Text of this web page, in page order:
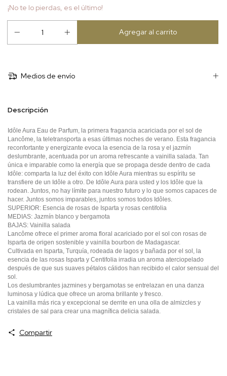
¡No te lo pierdas, es el último!
Medios de envío
Descripción
Idôle Aura Eau de Parfum, la primera fragancia acariciada por el sol de
Lancôme, la teletransporta a esas últimas noches de verano. Esta fragancia
reconfortante y energizante evoca la esencia de la rosa y el jazmín
deslumbrante, acentuada por un aroma refrescante a vainilla salada. Tan
única e imparable como la energía que se propaga desde dentro de cada
Idôle: comparta la luz del éxito con Idôle Aura mientras su espíritu se
transfiere de un Idôle a otro. De Idôle Aura para usted y los Idôle que la
rodean. Juntos, no hay límite para nuestro futuro y lo que somos capaces de
hacer. Juntos somos imparables, juntos somos todos Idôles.
SUPERIOR: Esencia de rosas de Isparta y rosas centifolia
MEDIAS: Jazmín blanco y bergamota
BAJAS: Vainilla salada
Lancôme ofrece el primer aroma floral acariciado por el sol con rosas de
Isparta de origen sostenible y vainilla bourbon de Madagascar.
Cultivada en Isparta, Turquía, rodeada de lagos y bañada por el sol, la
esencia de las rosas Isparta y Centifolia irradia un aroma aterciopelado
después de que sus suaves pétalos cálidos han recibido el calor sensual del
sol.
Los deslumbrantes jazmines y bergamotas se entrelazan en una danza
luminosa y lúdica que ofrece un aroma brillante y fresco.
La vainilla más rica y excepcional se derrite en una olla de almizcles y
cristales de sal para crear una magnífica delicia salada.
Compartir